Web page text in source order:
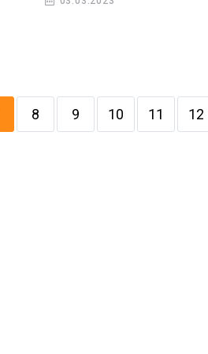
8 9 10 11 12